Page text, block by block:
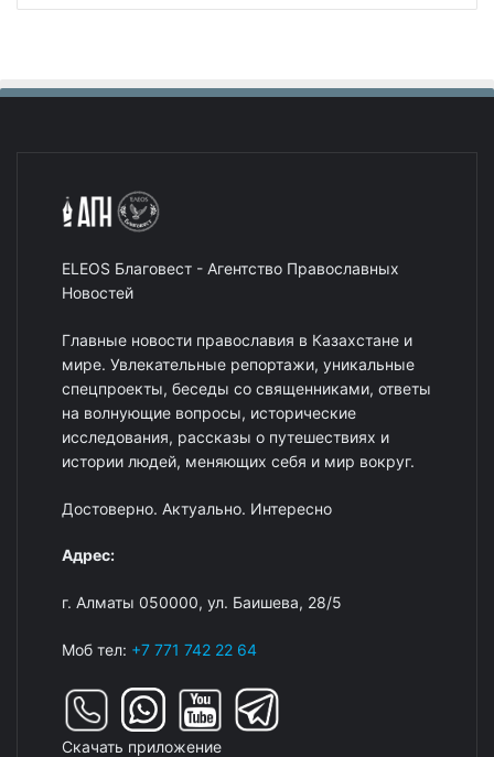
ELEOS Благовест - Агентство Православных
Новостей
Главные новости православия в Казахстане и
мире. Увлекательные репортажи, уникальные
спецпроекты, беседы со священниками, ответы
на волнующие вопросы, исторические
исследования, рассказы о путешествиях и
истории людей, меняющих себя и мир вокруг.
Достоверно. Актуально. Интересно
Адрес:
г. Алматы 050000, ул. Баишева, 28/5
Моб тел: +7 771 742 22 64
Скачать приложение